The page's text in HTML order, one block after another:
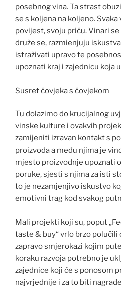
posebnog vina. Ta strast
se s koljena na koljeno.
povijest, svoju priču. Vinari
druže se, razmienjuju
istraživati upravo te
upoznati kraj i zajednicu koja
Susret čovjeka s čovjekom
Tu dolazimo do krucijalnog
vinske kulture i ovakvih
zamijeniti izravan kontakt s
proizvoda a među njima je
mjesto proizvodnje upoznati
poruke, sjesti s njima za isti
to je nezamjenjivo iskustvo
emotivni trag kod svakog
Mali projekti koji su, poput
taste & buy“ vrlo brzo polučili
zapravo smjerokazi kojim
koraku razvoja potrebno je
zajednice koji će s ponosom
najvrjednije i za to biti